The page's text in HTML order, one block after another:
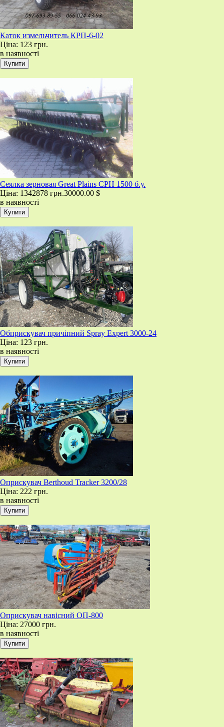
Каток измельчитель КРП-6-02
Ціна: 123 грн.
в наявності
Сеялка зерновая Great Plains CPH 1500 б.у.
Ціна: 1342878 грн.30000.00 $
в наявності
Обприскувач причіпний Spray Expert 3000-24
Ціна: 123 грн.
в наявності
​Оприскувач Berthoud Tracker 3200/28
Ціна: 222 грн.
в наявності
Оприскувач навісний ОП-800
Ціна: 27000 грн.
в наявності